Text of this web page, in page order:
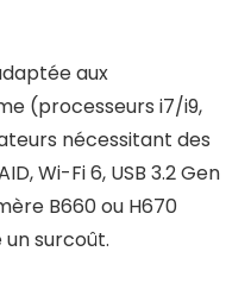
aux
(processeurs i7/i9,
nécessitant des
Wi-Fi 6, USB 3.2 Gen
B660 ou H670
surcoût.